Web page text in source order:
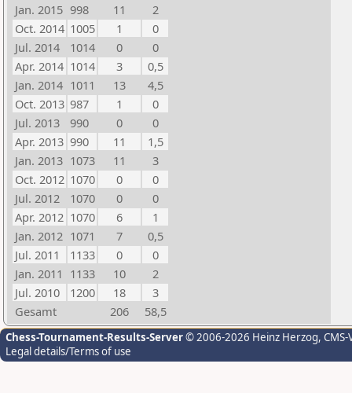
Jan. 2015 998 11
2
Oct. 2014 1005 1
0
Jul. 2014
1014 0
0
Apr. 2014 1014 3
0,5
Jan. 2014 1011 13
4,5
Oct. 2013 987 1
0
Jul. 2013
990 0
0
Apr. 2013 990 11
1,5
Jan. 2013 1073 11
3
Oct. 2012 1070 0
0
Jul. 2012
1070 0
0
Apr. 2012 1070 6
1
Jan. 2012 1071 7
0,5
Jul. 2011
1133 0
0
Jan. 2011 1133 10
2
Jul. 2010
1200 18
3
Gesamt
206 58,5
Chess-Tournament-Results-Server© 2006-2026 Heinz Herzog,
Legal details/Terms of use